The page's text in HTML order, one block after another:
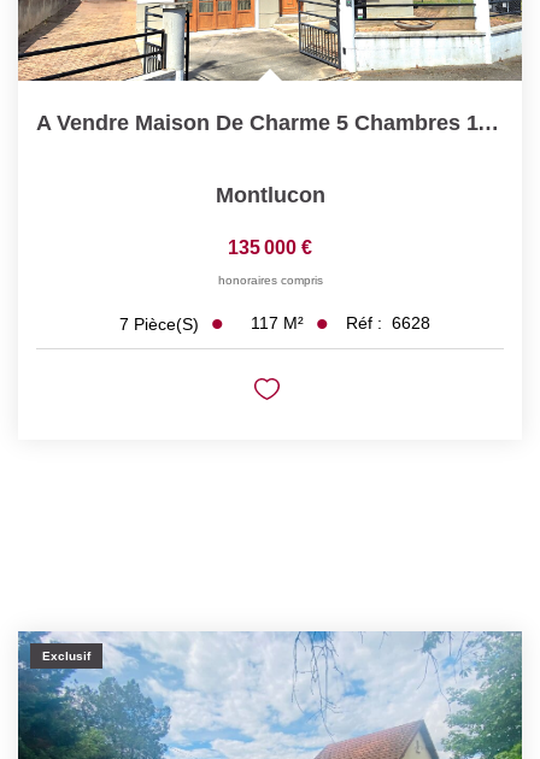
A Vendre Maison De Charme 5 Chambres 118 M2 Secteur Calme...
Montlucon
135 000 €
honoraires compris
7 Pièce(s) 117 M² Réf : 6628
Exclusif